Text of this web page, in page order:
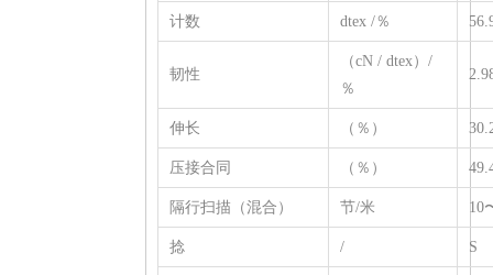
计数 dtex /％
韧性
（cN / dtex）/
％
伸长 （％）
压接合同 （％）
隔行扫描（混合） 节/米 10
捻 / S